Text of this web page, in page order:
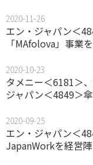
2020-11-26
エン・ジャパン＜
「MAfolova」事業
2020-10-23
タメニー＜6181＞
ジャパン＜4849＞
2020-09-25
エン・ジャパン＜
JapanWorkを経営